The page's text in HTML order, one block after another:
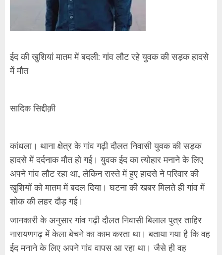
ईद की खुशियां मातम में बदली: गांव लौट रहे युवक की सड़क हादसे
में मौत
सादिक सिद्दीक़ी
कांधला। थाना क्षेत्र के गांव गढ़ी दौलत निवासी युवक की सड़क
हादसे में दर्दनाक मौत हो गई। युवक ईद का त्योहार मनाने के लिए
अपने गांव लौट रहा था, लेकिन रास्ते में हुए हादसे ने परिवार की
खुशियों को मातम में बदल दिया। घटना की खबर मिलते ही गांव में
शोक की लहर दौड़ गई।
जानकारी के अनुसार गांव गढ़ी दौलत निवासी बिलाल पुत्र ताहिर
नारायणगढ़ में केला बेचने का काम करता था। बताया गया है कि वह
ईद मनाने के लिए अपने गांव वापस आ रहा था। जैसे ही वह